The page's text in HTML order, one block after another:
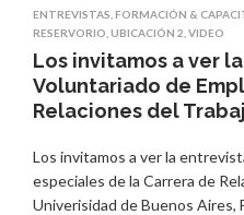
ENTREVISTAS FORMACIÓN &
RESERVORIO UBICACIÓN 2 VIDEO
Los invitamos a ver
Voluntariado de
Relaciones del
Los invitamos a ver la
especiales de la Carrera de
Univerisidad de Buenos Aires,